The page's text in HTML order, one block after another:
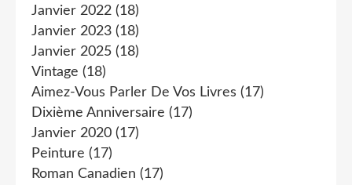
Janvier 2022 (18)
Janvier 2023 (18)
Janvier 2025 (18)
Vintage (18)
Aimez-Vous Parler De Vos Livres (17)
Dixième Anniversaire (17)
Janvier 2020 (17)
Peinture (17)
Roman Canadien (17)